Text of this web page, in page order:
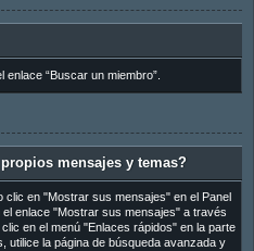
“Buscar un miembro”.
mensajes y temas?
en "Mostrar sus mensajes" en el Panel
enlace "Mostrar sus mensajes" a través
en el menú "Enlaces rápidos" en la parte
utilice la página de búsqueda avanzada y